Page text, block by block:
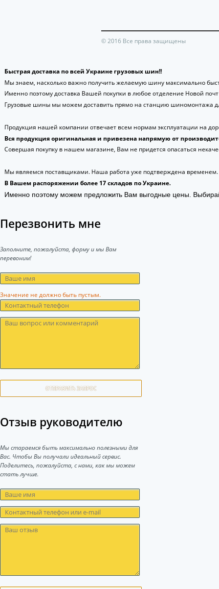
© 2016 Все права защищены
Быстрая доставка по всей Украине грузовых шин!!
Мы знаем, насколько важно получить желаемую шину максимально
Именно поэтому доставка Вашей покупки в любое отделение Новой
Грузовые шины мы можем доставить прямо на станцию шиномонтажа
Продукция нашей компании отвечает всем нормам эксплуатации на
Вся продукция оригинальная и привезена напрямую от
Совершая покупку в нашем магазине, Вам не придется опасаться
Мы являемся поставщиками. Наша работа уже подтверждена временем.
В Вашем распоряжении более 17 складов по Украине.
Именно поэтому можем предложить Вам выгодные цены.
Перезвонить мне
Заполните, пожалуйста, форму и мы Вам
перевоним!
Значение не должно быть пустым.
ОТПРАВИТЬ ЗАПРОС
Отзыв руководителю
Мы стараемся быть максимально полезными для
Вас. Чтобы Вы получали идеальный сервис.
Поделитесь, пожалуйста, с нами, как мы можем
стать лучше.